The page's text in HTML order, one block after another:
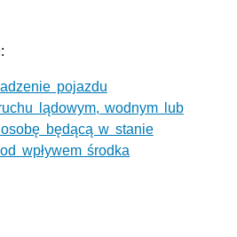
pojazdu
lądowym, wodnym lub
będącą w stanie
wpływem środka